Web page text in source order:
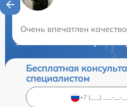
Очень впечатлен
Нужна
Закажите бесплатную
Бесплатная
специалистом